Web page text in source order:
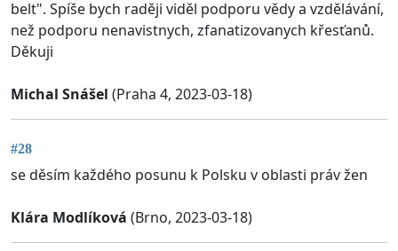
belt". Spíše bych raději viděl podporu vědy a vzdělávání,
než podporu nenavistnych, zfanatizovanych křesťanů.
Děkuji
Michal Snášel (Praha 4, 2023-03-18)
#28
se děsím každého posunu k Polsku v oblasti práv žen
Klára Modlíková (Brno, 2023-03-18)